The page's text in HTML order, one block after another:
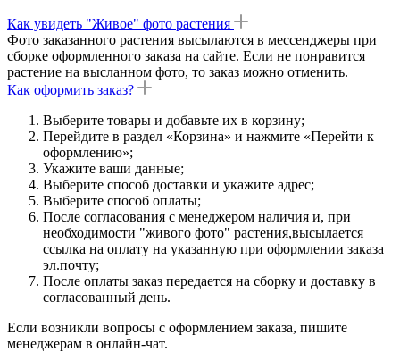
Как увидеть "Живое" фото растения
Фото заказанного растения высылаются в мессенджеры при
сборке оформленного заказа на сайте. Если не понравится
растение на высланном фото, то заказ можно отменить.
Как оформить заказ?
Выберите товары и добавьте их в корзину;
Перейдите в раздел «Корзина» и нажмите «Перейти к
оформлению»;
Укажите ваши данные;
Выберите способ доставки и укажите адрес;
Выберите способ оплаты;
После согласования с менеджером наличия и, при
необходимости "живого фото" растения,высылается
ссылка на оплату на указанную при оформлении заказа
эл.почту;
После оплаты заказ передается на сборку и доставку в
согласованный день.
Если возникли вопросы с оформлением заказа, пишите
менеджерам в онлайн-чат.